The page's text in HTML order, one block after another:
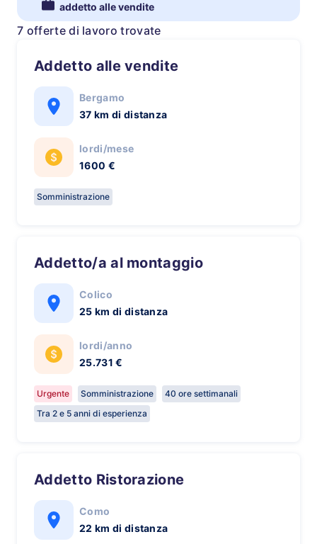
addetto alle vendite
7 offerte di lavoro trovate
Addetto alle vendite
Bergamo
37 km di distanza
lordi/mese
1600 €
Somministrazione
Addetto/a al montaggio
Colico
25 km di distanza
lordi/anno
25.731 €
Urgente Somministrazione
40 ore settimanali
Tra 2 e 5 anni di esperienza
Addetto Ristorazione
Como
22 km di distanza